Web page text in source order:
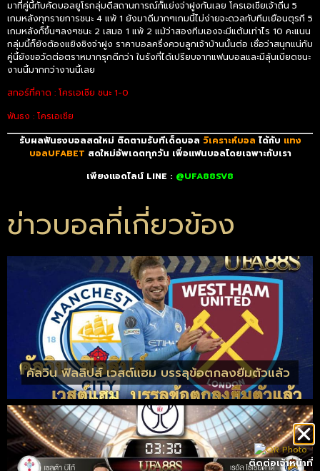
มาที่คู่นี้กับคัดบอลยูโรกลุ่มดีสถานการณ์ก็แย่งจ่าฝูงกันเลย โครเอเชียเจ้าถิ่น 5
เกมหลังทุกรายการชนะ 4 แพ้ 1 ยังมาดีมากๆเกมนี้ไม่ง่ายจะดวลกับทีมเยือนตุรกี 5
เกมหลังก็ขึ้นๆลงๆชนะ 2 เสมอ 1 แพ้ 2 แม้ว่าสองทีมเองจะมีแต้มเท่าไร 10 คะแนน
กลุ่มนี้ก็ยังต้องแยิงชิงจ่าฝูง ราคาบอลครึ่งควบลูกเจ้าบ้านนั้นต่อ เชื่อว่าสนุกแน่กับ
คู่นี้ยังขอวัดต่อตราหมากรุกดีกว่า ในรังที่ได้เปรียบจากแฟนบอลและมีลุ้นเบียดชนะ
งานนี้มากกว่างานนี้เลย
สกอร์ที่คาด : โครเอเชีย ชนะ 1-0
ฟันธง : โครเอเชีย
รับผลฟันธงบอลสดใหม่ ติดตามรับทีเด็ดบอล วิเคราะห์บอล ได้กับ แทง
บอลUFABET สดใหม่อัพเดตทุกวัน เพื่อแฟนบอลโดยเฉพาะกับเรา
เพียงแอดไลน์ LINE : @UFA88SV8
ข่าวบอลที่เกี่ยวข้อง
คัลวิน ฟิลลิปส์ เวสต์แฮม บรรลุข้อตกลงยืมตัวแล้ว
ติดต่อเจ้าหน้าที่